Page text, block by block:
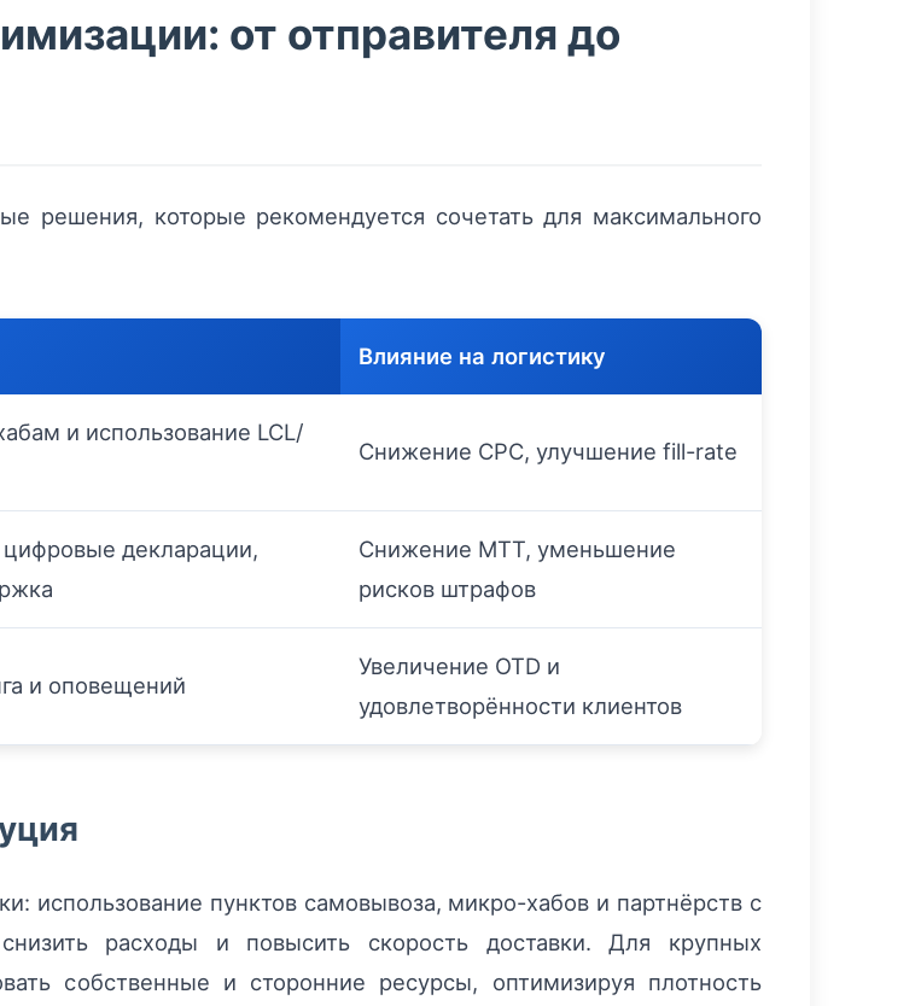
от отправителя до
решения, которые рекомендуется сочетать для максимального
Влияние на логистику
и использование LCL/
Снижение CPC, улучшение fill-rate
декларации,
Снижение MTT, уменьшение
рисков штрафов
и оповещений
Увеличение OTD и
удовлетворённости клиентов
использование пунктов самовывоза, микро-хабов и партнёрств с
расходы и повысить скорость доставки. Для крупных
собственные и сторонние ресурсы, оптимизируя плотность